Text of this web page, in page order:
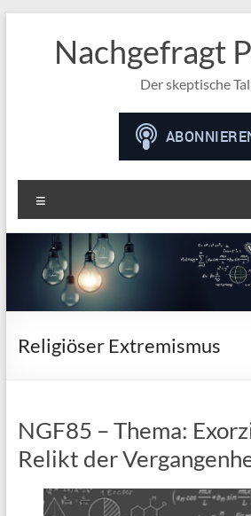
Nachgefragt
Der skeptische
Religiöser Extremismus
NGF85 – Thema:
Relikt der